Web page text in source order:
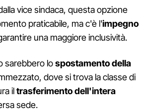
vice sindaca, questa opzione
praticabile, ma c'è l'impegno
una maggiore inclusività.
sarebbero lospostamento della
dove si trova la classe di
iltrasferimento dell'intera
sede.